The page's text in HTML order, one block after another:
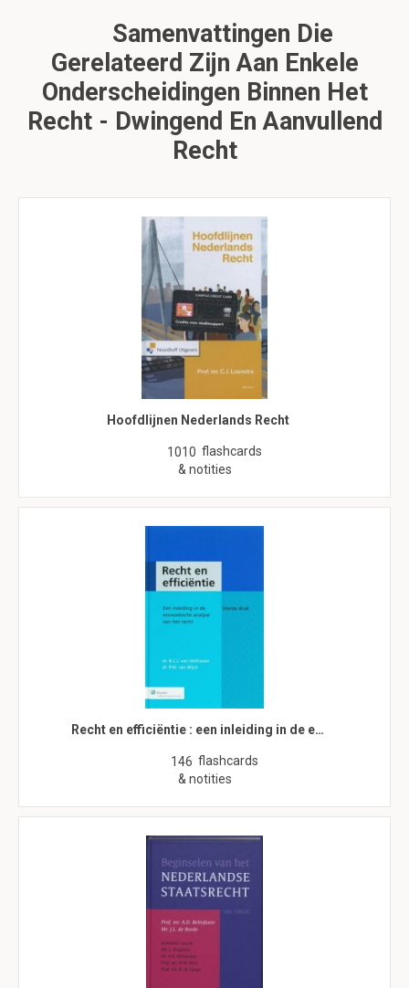
Samenvattingen Die
Gerelateerd Zijn Aan Enkele
Onderscheidingen Binnen Het
Recht - Dwingend En Aanvullend
Recht
Hoofdlijnen Nederlands Recht
1010 flashcards
& notities
Recht en efficiëntie : een inleiding in de e…
146 flashcards
& notities